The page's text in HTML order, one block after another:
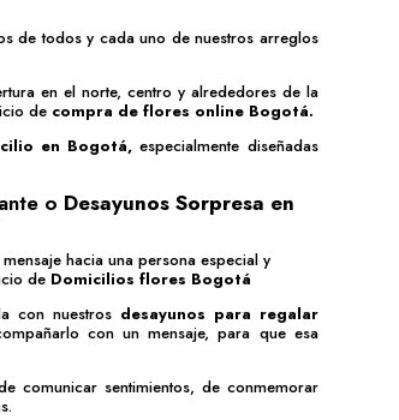
de todos y cada uno de nuestros arreglos
en el norte, centro y alrededores de la
de compra de flores online Bogotá.
en Bogotá, especialmente diseñadas
o Desayunos Sorpresa en
hacia una persona especial y
de Domicilios flores Bogotá
con nuestros desayunos para regalar
con un mensaje, para que esa
comunicar sentimientos, de conmemorar